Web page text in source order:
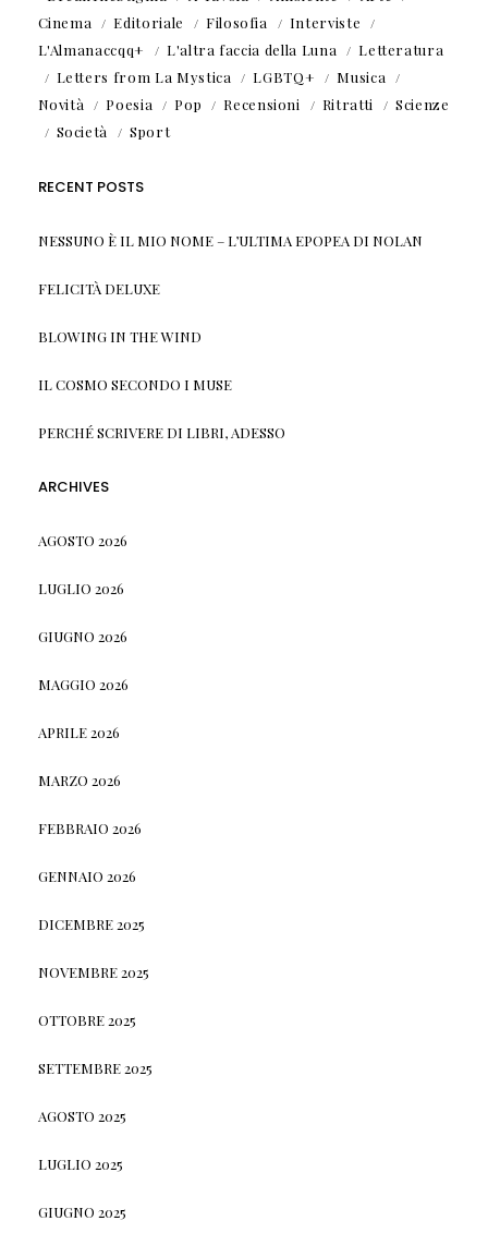
Cinema
Editoriale Filosofia
Interviste
L'Almanaccqq+
L'altra faccia della Luna
Letteratura
Letters from La Mystica
LGBTQ+
Musica
Novità
Poesia Pop Recensioni Ritratti
Scienze
Società
Sport
RECENT POSTS
NESSUNO È IL MIO NOME – L’ULTIMA EPOPEA DI NOLAN
FELICITÀ DELUXE
BLOWING IN THE WIND
IL COSMO SECONDO I MUSE
PERCHÉ SCRIVERE DI LIBRI, ADESSO
ARCHIVES
AGOSTO 2026
LUGLIO 2026
GIUGNO 2026
MAGGIO 2026
APRILE 2026
MARZO 2026
FEBBRAIO 2026
GENNAIO 2026
DICEMBRE 2025
NOVEMBRE 2025
OTTOBRE 2025
SETTEMBRE 2025
AGOSTO 2025
LUGLIO 2025
GIUGNO 2025